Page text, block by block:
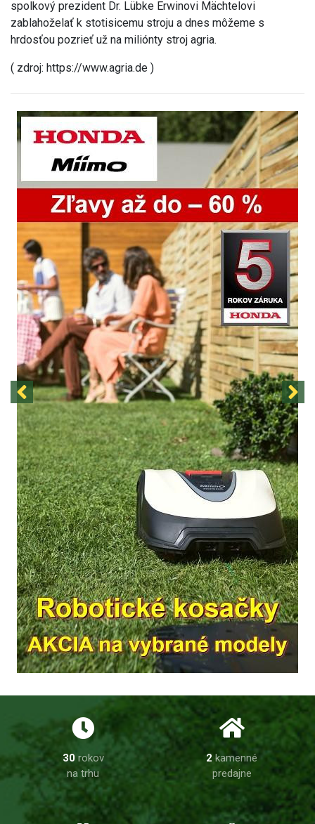
spolkový prezident Dr. Lübke Erwinovi Mächtelovi
zablahoželať k stotisicemu stroju a dnes môžeme s
hrdosťou pozrieť už na miliónty stroj agria.
( zdroj: https://www.agria.de )
30rokov
na trhu
2 kamenné
predajne